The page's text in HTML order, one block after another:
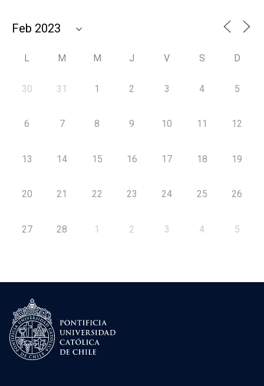
L M M J V S D
30 31 1 2 3 4 5
6 7 8 9 10 11 12
13 14 15 16 17 18 19
20 21 22 23 24 25 26
27 28 1 2 3 4 5